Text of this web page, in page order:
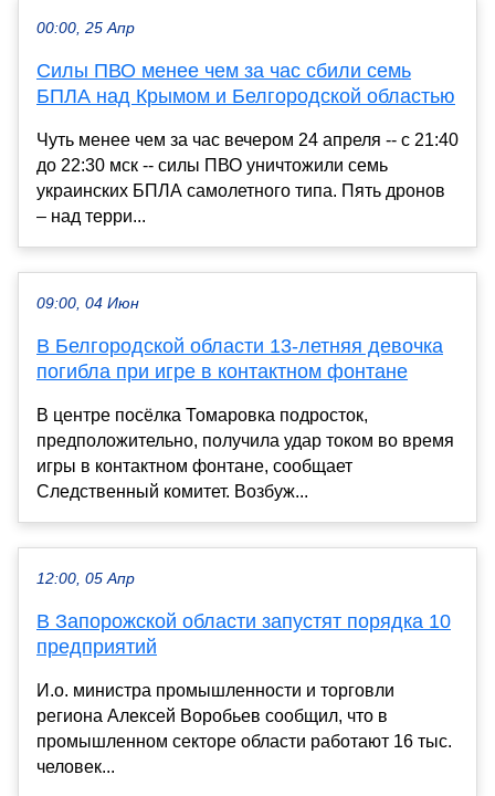
00:00, 25 Апр
Силы ПВО менее чем за час сбили семь
БПЛА над Крымом и Белгородской областью
Чуть менее чем за час вечером 24 апреля -- с 21:40
до 22:30 мск -- силы ПВО уничтожили семь
украинских БПЛА самолетного типа. Пять дронов
– над терри...
09:00, 04 Июн
В Белгородской области 13-летняя девочка
погибла при игре в контактном фонтане
В центре посёлка Томаровка подросток,
предположительно, получила удар током во время
игры в контактном фонтане, сообщает
Следственный комитет. Возбуж...
12:00, 05 Апр
В Запорожской области запустят порядка 10
предприятий
И.о. министра промышленности и торговли
региона Алексей Воробьев сообщил, что в
промышленном секторе области работают 16 тыс.
человек...